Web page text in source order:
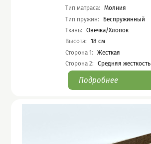
Характеристики
Тип матраса: Молния
Тип пружин:
Беспружинный
Ткань: Овечка/Хлопок
Высота: 18 см
Сторона 1: Жесткая
Сторона 2: Средняя жесткость
Подробнее